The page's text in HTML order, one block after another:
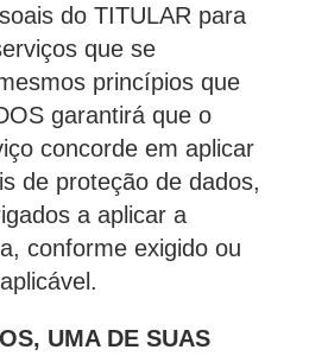
do TITULAR para
que se
princípios que
garantirá que o
concorde em aplicar
de proteção de dados,
a aplicar a
conforme exigido ou
UMA DE SUAS